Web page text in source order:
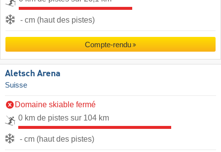
- cm (haut des pistes)
Compte-rendu
Aletsch Arena
Suisse
Domaine skiable fermé
0 km de pistes sur 104 km
- cm (haut des pistes)